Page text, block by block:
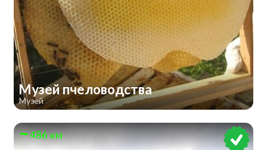
Музей пчеловодства
Музей
486 км